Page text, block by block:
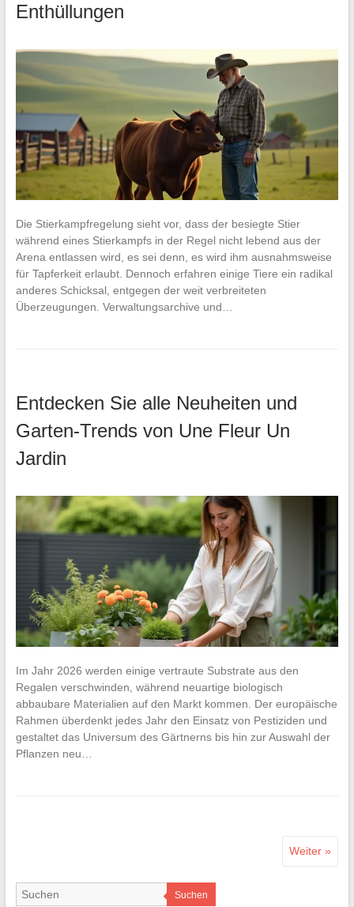
Enthüllungen
Die Stierkampfregelung sieht vor, dass der besiegte Stier
während eines Stierkampfs in der Regel nicht lebend aus der
Arena entlassen wird, es sei denn, es wird ihm ausnahmsweise
für Tapferkeit erlaubt. Dennoch erfahren einige Tiere ein radikal
anderes Schicksal, entgegen der weit verbreiteten
Überzeugungen. Verwaltungsarchive und…
Entdecken Sie alle Neuheiten und
Garten-Trends von Une Fleur Un
Jardin
Im Jahr 2026 werden einige vertraute Substrate aus den
Regalen verschwinden, während neuartige biologisch
abbaubare Materialien auf den Markt kommen. Der europäische
Rahmen überdenkt jedes Jahr den Einsatz von Pestiziden und
gestaltet das Universum des Gärtnerns bis hin zur Auswahl der
Pflanzen neu…
Weiter »
Suchen